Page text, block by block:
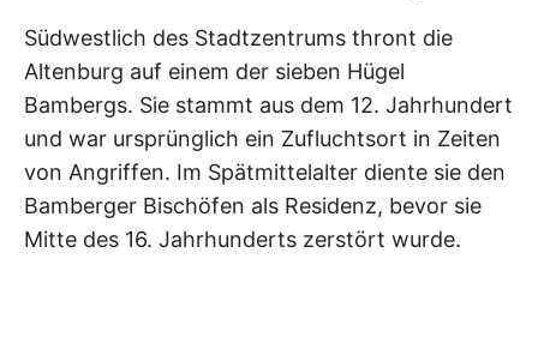
Südwestlich des Stadtzentrums thront die
Altenburg auf einem der sieben Hügel
Bambergs. Sie stammt aus dem 12. Jahrhundert
und war ursprünglich ein Zufluchtsort in Zeiten
von Angriffen. Im Spätmittelalter diente sie den
Bamberger Bischöfen als Residenz, bevor sie
Mitte des 16. Jahrhunderts zerstört wurde.